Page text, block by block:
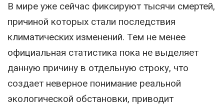
В мире уже сейчас фиксируют тысячи смертей,
причиной которых стали последствия
климатических изменений. Тем не менее
официальная статистика пока не выделяет
данную причину в отдельную строку, что
создает неверное понимание реальной
экологической обстановки, приводит